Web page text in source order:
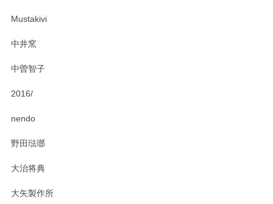
Mustakivi
中井窯
中曽智子
2016/
nendo
野田琺瑯
大治将典
大矢製作所